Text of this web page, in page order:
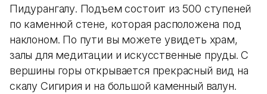
Пидурангалу. Подъем состоит из 500 ступеней
по каменной стене, которая расположена под
наклоном. По пути вы можете увидеть храм,
залы для медитации и искусственные пруды. С
вершины горы открывается прекрасный вид на
скалу Сигирия и на большой каменный валун.